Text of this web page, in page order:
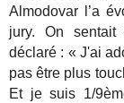
Almodovar l’a
jury. On sentait
déclaré : « J'ai
pas être plus
Et je suis 1/